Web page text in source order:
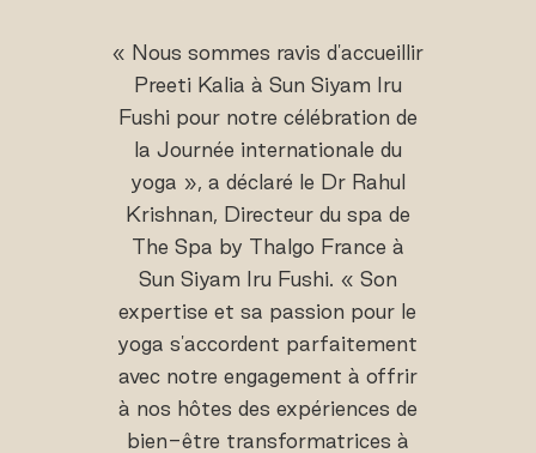
« Nous sommes ravis d'accueillir
Preeti Kalia à Sun Siyam Iru
Fushi pour notre célébration de
la Journée internationale du
yoga », a déclaré le Dr Rahul
Krishnan, Directeur du spa de
The Spa by Thalgo France à
Sun Siyam Iru Fushi. « Son
expertise et sa passion pour le
yoga s'accordent parfaitement
avec notre engagement à offrir
à nos hôtes des expériences de
bien-être transformatrices à